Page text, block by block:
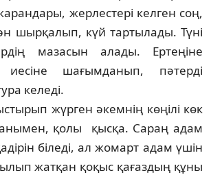
жерлестері келген соң,
шырқалып, күй тартылады. Түні
мазасын алады. Ертеңіне
шағым­данып, пәтерді
келеді.
жүрген әкемнің көңілі көк
қолы қысқа. Сараң адам
біледі, ал жомарт адам үшін
жатқан қоқыс қағаздың құны